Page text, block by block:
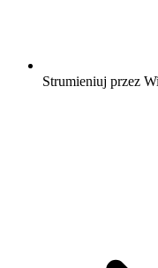
Strumieniuj przez